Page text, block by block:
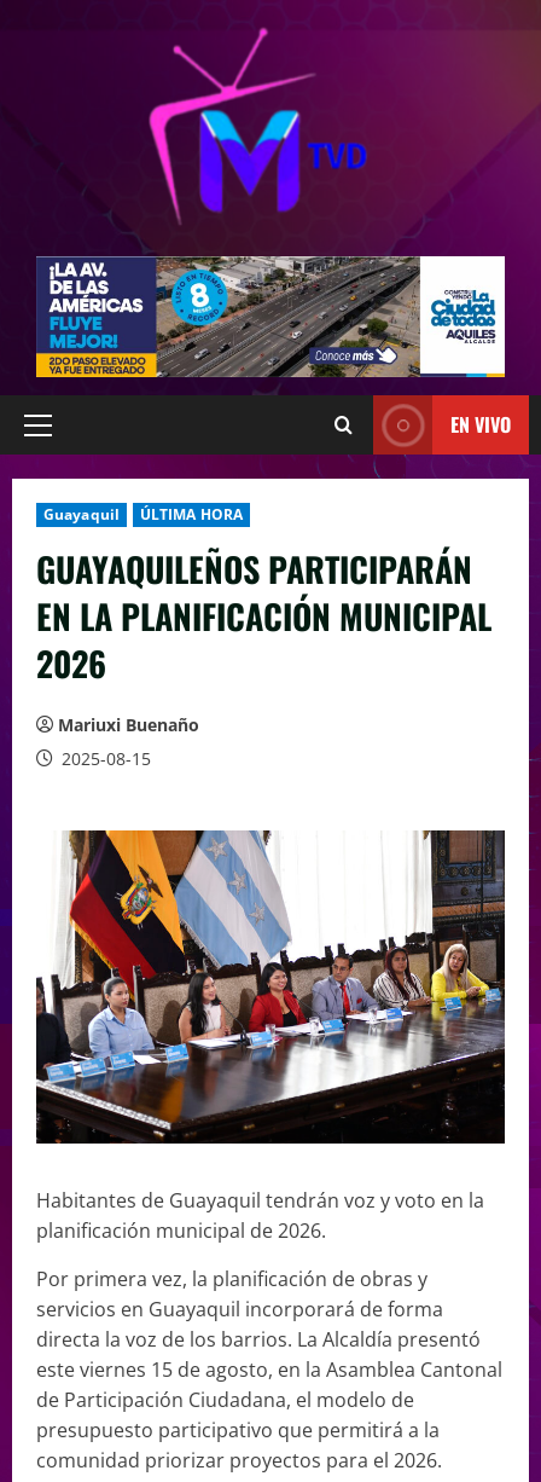
EN VIVO
Guayaquil ÚLTIMA HORA
GUAYAQUILEÑOS PARTICIPARÁN
EN LA PLANIFICACIÓN MUNICIPAL
2026
Mariuxi Buenaño
2025-08-15
Habitantes de Guayaquil tendrán voz y voto en la
planificación municipal de 2026.
Por primera vez, la planificación de obras y
servicios en Guayaquil incorporará de forma
directa la voz de los barrios. La Alcaldía presentó
este viernes 15 de agosto, en la Asamblea Cantonal
de Participación Ciudadana, el modelo de
presupuesto participativo que permitirá a la
comunidad priorizar proyectos para el 2026.